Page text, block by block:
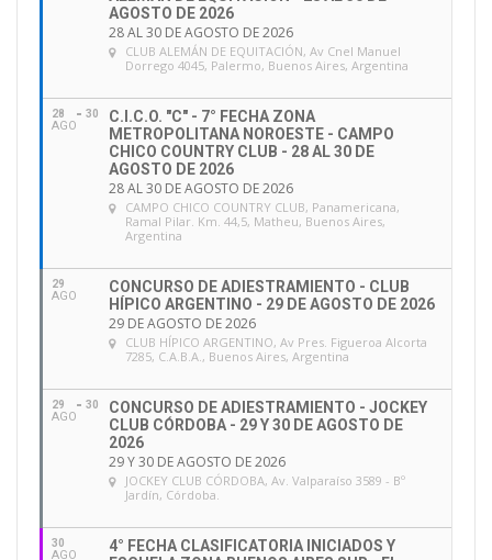
AGOSTO DE 2026
28 AL 30 DE AGOSTO DE 2026
CLUB ALEMÁN DE EQUITACIÓN, Av Cnel Manuel
Dorrego 4045, Palermo, Buenos Aires, Argentina
28
AGO
30
C.I.C.O. "C" - 7° FECHA ZONA
METROPOLITANA NOROESTE - CAMPO
CHICO COUNTRY CLUB - 28 AL 30 DE
AGOSTO DE 2026
28 AL 30 DE AGOSTO DE 2026
CAMPO CHICO COUNTRY CLUB, Panamericana,
Ramal Pilar. Km. 44,5, Matheu, Buenos Aires,
Argentina
29
AGO
CONCURSO DE ADIESTRAMIENTO - CLUB
HÍPICO ARGENTINO - 29 DE AGOSTO DE 2026
29 DE AGOSTO DE 2026
CLUB HÍPICO ARGENTINO, Av Pres. Figueroa Alcorta
7285, C.A.B.A., Buenos Aires, Argentina
29
AGO
30
CONCURSO DE ADIESTRAMIENTO - JOCKEY
CLUB CÓRDOBA - 29 Y 30 DE AGOSTO DE
2026
29 Y 30 DE AGOSTO DE 2026
JOCKEY CLUB CÓRDOBA, Av. Valparaíso 3589 - Bº
Jardín, Córdoba.
30
AGO
4° FECHA CLASIFICATORIA INICIADOS Y